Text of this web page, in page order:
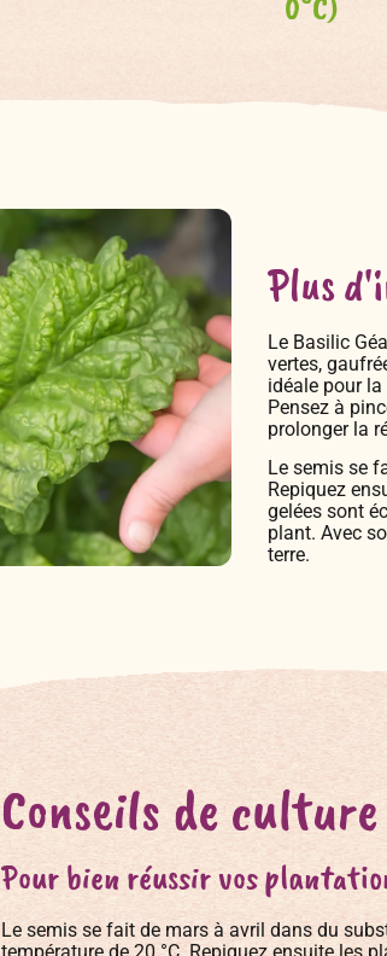
Plus
Le Basilic
vertes,
idéale pour
Pensez à
prolonger la
Le semis se
Repiquez
gelées sont
plant. Avec
terre.
Conseils de culture
Pour bien réussir vos
Le semis se fait de mars à avril dans du